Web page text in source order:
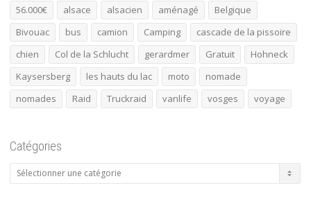
56.000€ alsace alsacien aménagé
Belgique
Bivouac
bus camion Camping
cascade de la pissoire
chien
Col de la Schlucht gerardmer Gratuit
Hohneck
Kaysersberg
les hauts du lac moto
nomade
nomades
Raid Truckraid vanlife vosges voyage
Catégories
Catégories